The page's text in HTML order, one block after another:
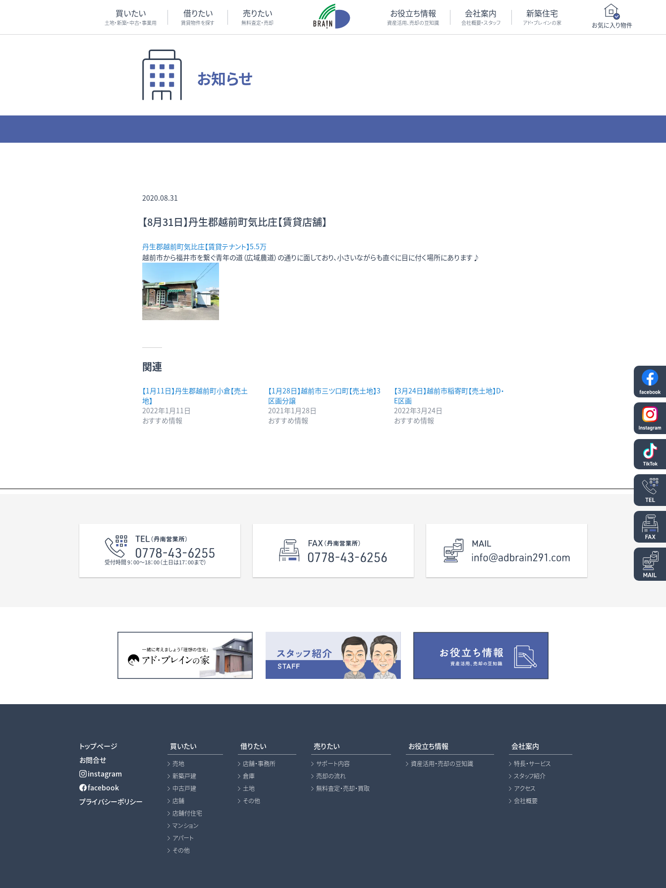
買いたい
土地・新築・中古・事業用
借りたい
賃貸物件を探す
売りたい
無料査定・売却
お役立ち情報
資産活用、売却の豆知識
会社案内
会社概要・スタッフ
新築住宅
アド・ブレインの家 お気に入り物件
お知らせ
2020.08.31
【8月31日】丹生郡越前町気比庄【賃貸店舗】
丹生郡越前町気比庄【賃貸テナント】5.5万
越前市から福井市を繋ぐ青年の道（広域農道）の通りに面しており、小さいながらも直ぐに目に付く場所にあります♪
関連
【1月11日】丹生郡越前町小倉【売土
地】
2022年1月11日
おすすめ情報
【1月28日】越前市三ツ口町【売土地】3
区画分譲
2021年1月28日
おすすめ情報
【3月24日】越前市稲寄町【売土地】D・
E区画
2022年3月24日
おすすめ情報
受付時間 9：00〜18：00（土日は17：00まで）
トップページ
お問合せ
instagram
facebook
プライバシーポリシー
買いたい
売地
新築戸建
中古戸建
店舗
店舗付住宅
マンション
アパート
その他
借りたい
店舗・事務所
倉庫
土地
その他
売りたい
サポート内容
売却の流れ
無料査定・売却・買取
お役立ち情報
資産活用・売却の豆知識
会社案内
特長・サービス
スタッフ紹介
アクセス
会社概要